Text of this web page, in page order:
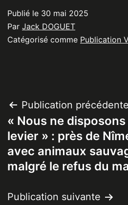
Publié le 30 mai 2025
Par Jack DOGUET
Catégorisé comme Publication
Navigation
de
l’article
Publication précédente
« Nous ne disposons
levier » : près de
avec animaux
malgré le refus du
Publication suivante